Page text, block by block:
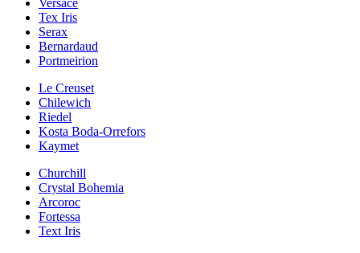
Tex Iris
Serax
Bernardaud
Portmeirion
Le Creuset
Chilewich
Riedel
Kosta Boda-Orrefors
Kaymet
Churchill
Crystal Bohemia
Arcoroc
Fortessa
Text Iris